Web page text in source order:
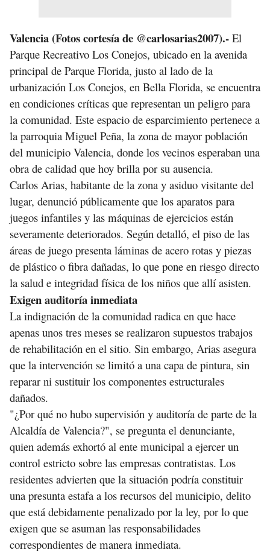
Valencia (Fotos cortesía de @carlosarias2007).- El
Parque Recreativo Los Conejos, ubicado en la avenida
principal de Parque Florida, justo al lado de la
urbanización Los Conejos, en Bella Florida, se encuentra
en condiciones críticas que representan un peligro para
la comunidad. Este espacio de esparcimiento pertenece a
la parroquia Miguel Peña, la zona de mayor población
del municipio Valencia, donde los vecinos esperaban una
obra de calidad que hoy brilla por su ausencia.
Carlos Arias, habitante de la zona y asiduo visitante del
lugar, denunció públicamente que los aparatos para
juegos infantiles y las máquinas de ejercicios están
severamente deteriorados. Según detalló, el piso de las
áreas de juego presenta láminas de acero rotas y piezas
de plástico o fibra dañadas, lo que pone en riesgo directo
la salud e integridad física de los niños que allí asisten.
Exigen auditoría inmediata
La indignación de la comunidad radica en que hace
apenas unos tres meses se realizaron supuestos trabajos
de rehabilitación en el sitio. Sin embargo, Arias asegura
que la intervención se limitó a una capa de pintura, sin
reparar ni sustituir los componentes estructurales
dañados.
"¿Por qué no hubo supervisión y auditoría de parte de la
Alcaldía de Valencia?", se pregunta el denunciante,
quien además exhortó al ente municipal a ejercer un
control estricto sobre las empresas contratistas. Los
residentes advierten que la situación podría constituir
una presunta estafa a los recursos del municipio, delito
que está debidamente penalizado por la ley, por lo que
exigen que se asuman las responsabilidades
correspondientes de manera inmediata.